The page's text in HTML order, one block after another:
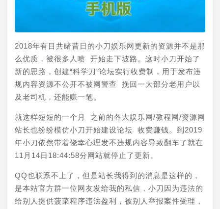
2018年有目共睹昔日的小刀娱乐网更新的资源并不是那
么优质，被很多人喷 开始走下坡路。这时小刀开始了
新的思路，创建“科学刀”论坛实行收费制，用于发布违
规内容资源不公开不被网警查 挽回一大部分老用户以
及老司机，还能赚一笔。
就这样短短的一个月 之前的各大娱乐网/教程网/资源网
站长也纷纷模仿小刀开始建设论坛 收费赚钱。到2019
年小刀依然带着侥幸心理发不违规内容导致翻车了就在
11月14日18:44:58分网站就停止了更新。
QQ也联系不上了，但是站长我得到的消息是这样的，
是本站官方群一位网友发给我的私信，小刀因为违法的
给别人提供菠菜程序违法盈利，被别人举报案件受理，